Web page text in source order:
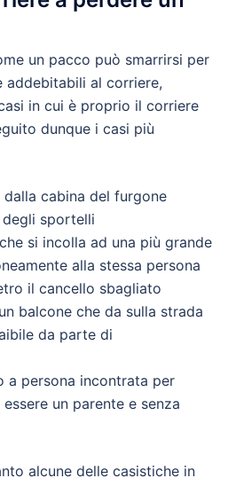
un pacco può smarrirsi per
addebitabili al corriere,
in cui è proprio il corriere
dunque i casi più
dalla cabina del furgone
degli sportelli
si incolla ad una più grande
alla stessa persona
il cancello sbagliato
balcone che da sulla strada
da parte di
a persona incontrata per
un parente e senza
alcune delle casistiche in